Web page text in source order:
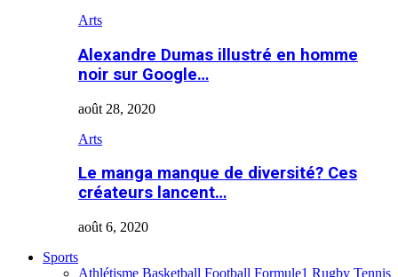
Arts
Alexandre Dumas illustré en homme
noir sur Google…
août 28, 2020
Arts
Le manga manque de diversité? Ces
créateurs lancent…
août 6, 2020
Sports
Athlétisme Basketball Football Formule1 Rugby Tennis